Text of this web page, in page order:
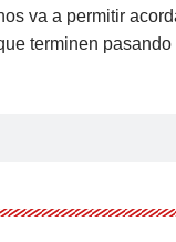
va a permitir
terminen pasando